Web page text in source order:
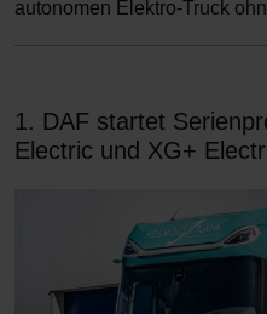
autonomen Elektro-Truck
1. DAF startet
Electric und XG+